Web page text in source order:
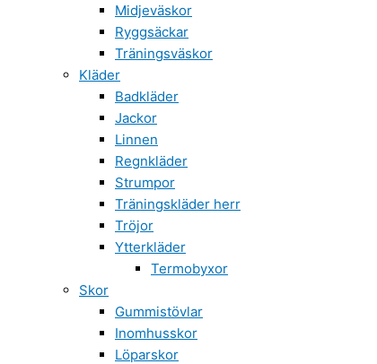
Midjeväskor
Ryggsäckar
Träningsväskor
Kläder
Badkläder
Jackor
Linnen
Regnkläder
Strumpor
Träningskläder herr
Tröjor
Ytterkläder
Termobyxor
Skor
Gummistövlar
Inomhusskor
Löparskor